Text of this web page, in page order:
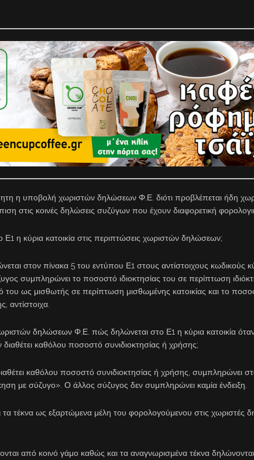
η υποβολή χωριστών δηλώσεων Φ.Ε. διότι προβλέπεται ήδη
στις κοινές δηλώσεις συζύγων που έχουν διαφορετική
η κύρια κατοικία στις περιπτώσεις χωριστών δηλώσεων;
στον πίνακα 5 του εντύπου Ε1 στους αντίστοιχους κωδικούς
συμπληρώνει το ποσοστό ιδιοκτησίας του σε περίπτωση
του ως μισθωτής σε περίπτωση μισθωμένης κατοικίας και το
δηλώσεων Φ.Ε. πώς δηλώνεται στο Ε1 η κύρια κατοικία
καθόλου ποσοστό συνιδιοκτησίας ή χρήσης;
καθόλου ποσοστό συνιδιοκτησίας ή χρήσης, συμπληρώνει
με σύζυγο». Ο άλλος σύζυγος δεν συμπληρώνει καμία ένδειξη.
τέκνα ως εξαρτώμενα μέλη του φορολογούμενου στις χωριστές
από κοινό γάμο καθώς και τα αναγνωρισμένα τέκνα